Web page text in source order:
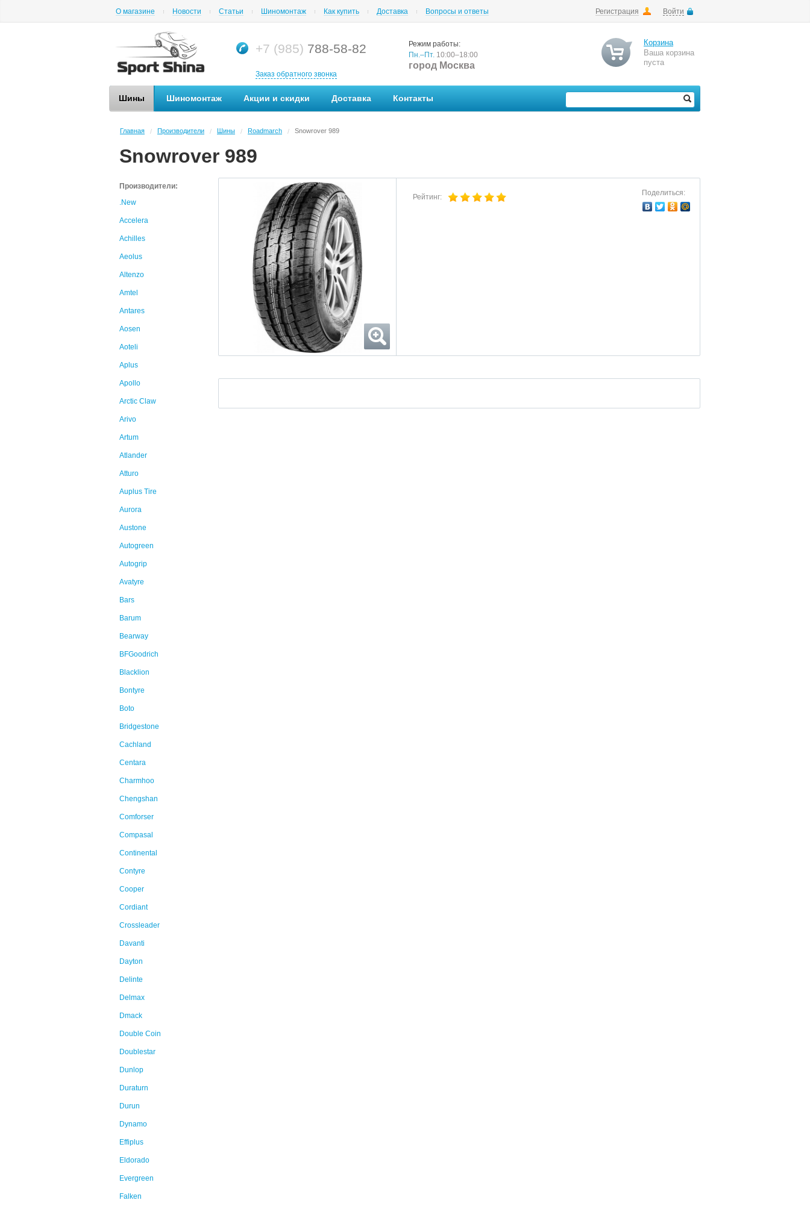
Регистрация Войти
О магазине Новости Статьи Шиномонтаж Как купить Доставка Вопросы и ответы
+7 (985) 788-58-82
Заказ обратного звонка
Режим работы:
Пн.–Пт. 10:00–18:00
город Москва
Корзина
Ваша корзина
пуста
Шины Шиномонтаж Акции и скидки Доставка Контакты
Главная / Производители / Шины / Roadmarch / Snowrover 989
Snowrover 989
Производители:
.New
Accelera
Achilles
Aeolus
Altenzo
Amtel
Antares
Aosen
Aoteli
Aplus
Apollo
Arctic Claw
Arivo
Artum
Atlander
Atturo
Auplus Tire
Aurora
Austone
Autogreen
Autogrip
Avatyre
Bars
Barum
Bearway
BFGoodrich
Blacklion
Bontyre
Boto
Bridgestone
Cachland
Centara
Charmhoo
Chengshan
Comforser
Compasal
Continental
Contyre
Cooper
Cordiant
Crossleader
Davanti
Dayton
Delinte
Delmax
Dmack
Double Coin
Doublestar
Dunlop
Duraturn
Durun
Dynamo
Effiplus
Eldorado
Evergreen
Falken
Рейтинг: Поделиться: